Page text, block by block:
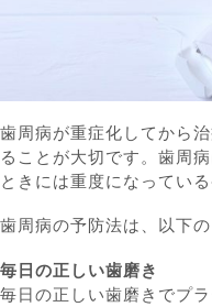
歯周病が重症化してから
ることが大切です。歯周
ときには重度になってい
歯周病の予防法は、以下の
毎日の正しい歯磨き
毎日の正しい歯磨きでプ